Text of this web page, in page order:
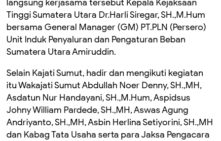
langsung kerjasama tersebut Kepala Kejaksaan
Tinggi Sumatera Utara Dr.Harli Siregar, SH.,M.Hum
bersama General Manager (GM) PT.PLN (Persero)
Unit Induk Penyaluran dan Pengaturan Beban
Sumatera Utara Amiruddin.
Selain Kajati Sumut, hadir dan mengikuti kegiatan
itu Wakajati Sumut Abdullah Noer Denny, SH.,MH,
Asdatun Nur Handayani, SH.,M.Hum, Aspidsus
Johny William Pardede, SH.,MH, Aswas Agung
Andriyanto, SH.,MH, Asbin Herlina Setiyorini, SH.,MH
dan Kabag Tata Usaha serta para Jaksa Pengacara